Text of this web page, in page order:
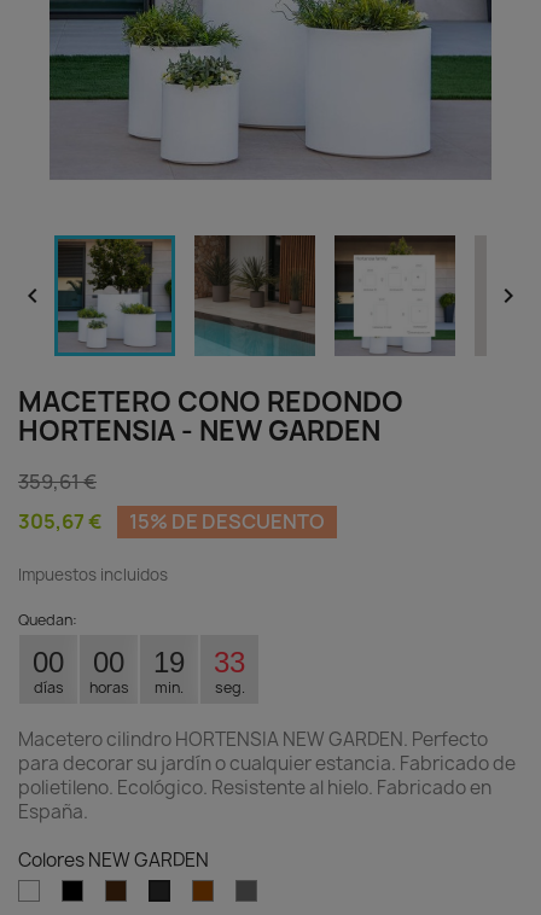
 
MACETERO CONO REDONDO
HORTENSIA - NEW GARDEN
359,61 €
305,67 €
15% DE DESCUENTO
Impuestos incluidos
Quedan:
00
días
00
horas
19
min.
32
seg.
Macetero cilindro HORTENSIA NEW GARDEN. Perfecto
para decorar su jardín o cualquier estancia. Fabricado de
polietileno. Ecológico. Resistente al hielo. Fabricado en
España.
Colores NEW GARDEN